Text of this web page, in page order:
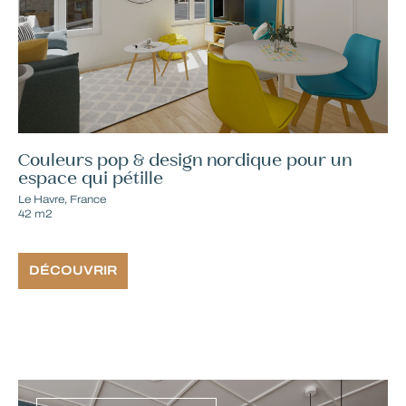
Couleurs pop & design nordique pour un
espace qui pétille
Le Havre, France
42 m2
DÉCOUVRIR